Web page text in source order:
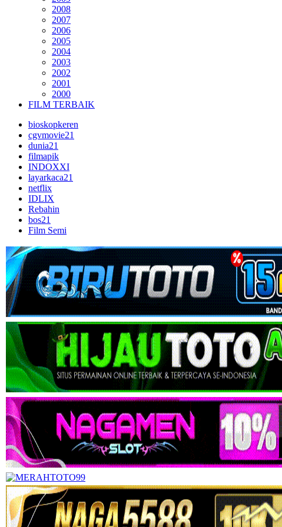
2008
2007
2006
2005
2004
2003
2002
2001
2000
FILM TERBAIK
bioskopkeren
cgvmovie21
dunia21
filmapik
INDOXXI
layarkaca21
netflix
IDLIX
Rebahin
bos21
Film Semi